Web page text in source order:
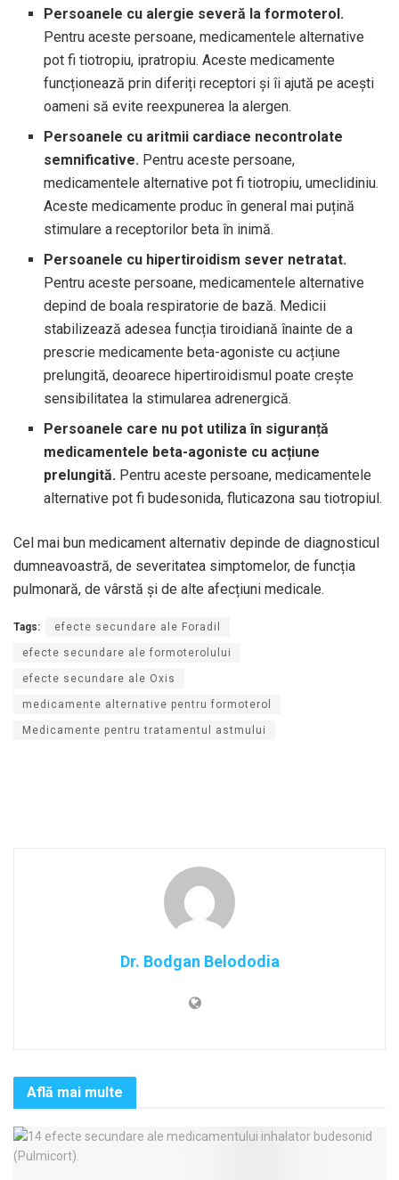
Persoanele cu alergie severă la formoterol.
Pentru aceste persoane, medicamentele alternative
pot fi tiotropiu, ipratropiu. Aceste medicamente
funcționează prin diferiți receptori și îi ajută pe acești
oameni să evite reexpunerea la alergen.
Persoanele cu aritmii cardiace necontrolate
semnificative. Pentru aceste persoane,
medicamentele alternative pot fi tiotropiu, umeclidiniu.
Aceste medicamente produc în general mai puțină
stimulare a receptorilor beta în inimă.
Persoanele cu hipertiroidism sever netratat.
Pentru aceste persoane, medicamentele alternative
depind de boala respiratorie de bază. Medicii
stabilizează adesea funcția tiroidiană înainte de a
prescrie medicamente beta-agoniste cu acțiune
prelungită, deoarece hipertiroidismul poate crește
sensibilitatea la stimularea adrenergică.
Persoanele care nu pot utiliza în siguranță
medicamentele beta-agoniste cu acțiune
prelungită. Pentru aceste persoane, medicamentele
alternative pot fi budesonida, fluticazona sau tiotropiul.
Cel mai bun medicament alternativ depinde de diagnosticul
dumneavoastră, de severitatea simptomelor, de funcția
pulmonară, de vârstă și de alte afecțiuni medicale.
Tags: efecte secundare ale Foradil
efecte secundare ale formoterolului
efecte secundare ale Oxis
medicamente alternative pentru formoterol
Medicamente pentru tratamentul astmului
Dr. Bodgan Belododia
Află mai multe